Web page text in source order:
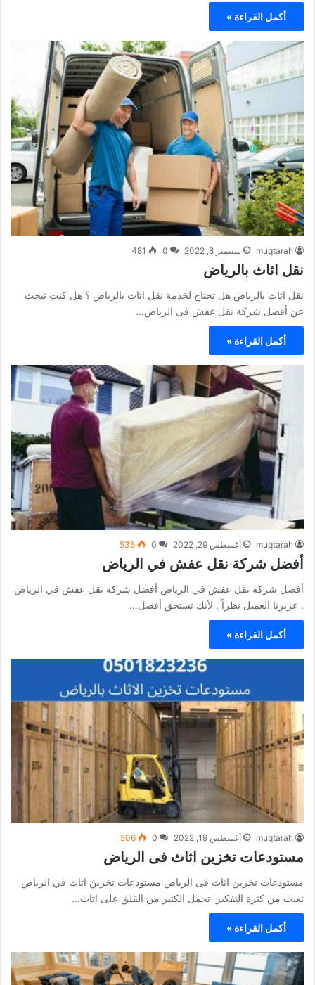
أكمل القراءة »
muqtarah سبتمبر 8, 2022 0
481
نقل اثاث بالرياض
نقل اثاث بالرياض هل تحتاج لخدمة نقل اثاث بالرياض ؟ هل كنت تبحث
عن أفضل شركة نقل عفش فى الرياض…
أكمل القراءة »
muqtarah أغسطس 29, 2022 0
535
أفضل شركة نقل عفش في الرياض
أفضل شركة نقل عفش في الرياض أفضل شركة نقل عفش في الرياض
. عزيزنا العميل نظراً . لأنك تستحق أفضل…
أكمل القراءة »
muqtarah أغسطس 19, 2022 0
506
مستودعات تخزين اثاث فى الرياض
مستودعات تخزين اثاث فى الرياض مستودعات تخزين اثاث في الرياض
تعبت من كثرة التفكير تحمل الكثير من القلق على اثاث…
أكمل القراءة »